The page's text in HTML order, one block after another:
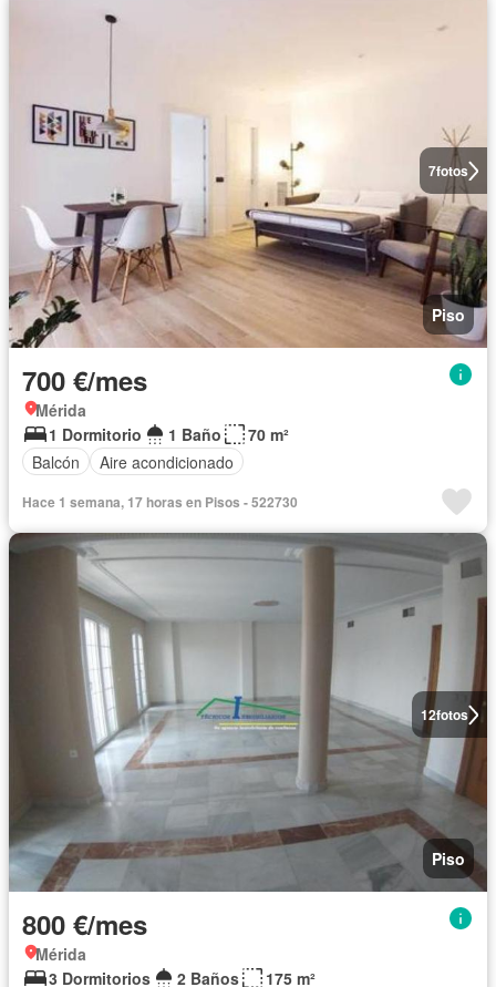
7fotos
Piso
700 €/mes
Mérida
1 Dormitorio
1 Baño
70 m²
Balcón
Aire acondicionado
Hace 1 semana, 17 horas en Pisos - 522730
12fotos
Piso
800 €/mes
Mérida
3 Dormitorios
2 Baños
175 m²